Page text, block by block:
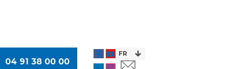
04 91 38 00 00